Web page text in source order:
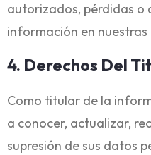
autorizados, pérdidas o
información en nuestras
4. Derechos Del
Como titular de la
a conocer, actualizar,
supresión de sus datos